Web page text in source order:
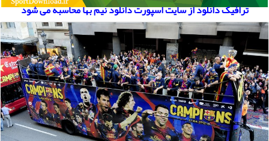
ترافیک دانلود از سایت اسپورت دانلود نیم بها محاسبه می شود